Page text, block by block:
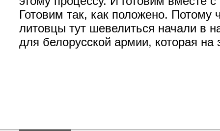
Готовим так, как положено. Потому
литовцы тут шевелиться начали в
для белорусской армии, которая